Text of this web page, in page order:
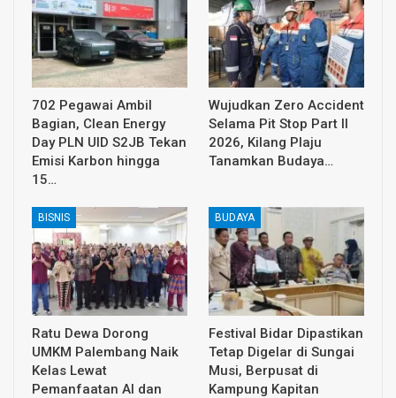
702 Pegawai Ambil
Bagian, Clean Energy
Day PLN UID S2JB Tekan
Emisi Karbon hingga
15…
Wujudkan Zero Accident
Selama Pit Stop Part II
2026, Kilang Plaju
Tanamkan Budaya…
BISNIS
Ratu Dewa Dorong
UMKM Palembang Naik
Kelas Lewat
Pemanfaatan AI dan
BUDAYA
Festival Bidar Dipastikan
Tetap Digelar di Sungai
Musi, Berpusat di
Kampung Kapitan